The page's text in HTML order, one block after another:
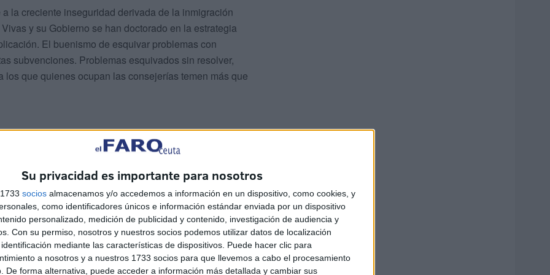
Su privacidad es importante para nosotros
socios almacenamos y/o accedemos a información en un dispositivo, como cookies, y
como identificadores únicos e información estándar enviada por un dispositivo
personalizado, medición de publicidad y contenido, investigación de audiencia y
Con su permiso, nosotros y nuestros socios podemos utilizar datos de localización
mediante las características de dispositivos. Puede hacer clic para
a nosotros y a nuestros 1733 socios para que llevemos a cabo el procesamiento
De forma alternativa, puede acceder a información más detallada y cambiar sus
la creciente inseguridad derivada de la inmigración
y su Gobierno se han doctorado en la estrategia
El buenismo de esquivar problemas con
subvenciones. Problemas esquivados sin resolver,
que quienes ocupan las consejerías temen más que
desde un Santiago Abascal que vivió su juventud
municipio. La ideología y el discurso de VOX,
que llevan a enfrentarse a lo establecido, a superar
a sabiendas de los importantes sacrificios
de mejorar la vida de los ciudadanos.